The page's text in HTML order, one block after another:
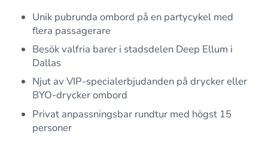
Unik pubrunda ombord på en partycykel med
flera passagerare
Besök valfria barer i stadsdelen Deep Ellum i
Dallas
Njut av VIP-specialerbjudanden på drycker eller
BYO-drycker ombord
Privat anpassningsbar rundtur med högst 15
personer